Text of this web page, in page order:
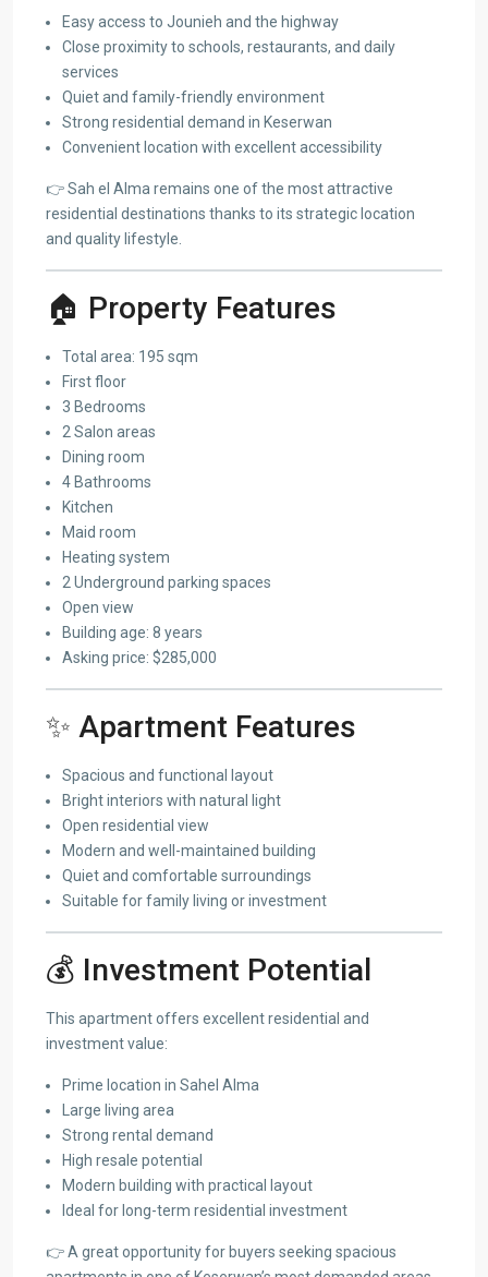
Easy access to Jounieh and the highway
Close proximity to schools, restaurants, and daily
services
Quiet and family-friendly environment
Strong residential demand in Keserwan
Convenient location with excellent accessibility
👉 Sah el Alma remains one of the most attractive
residential destinations thanks to its strategic location
and quality lifestyle.
🏠 Property Features
Total area: 195 sqm
First floor
3 Bedrooms
2 Salon areas
Dining room
4 Bathrooms
Kitchen
Maid room
Heating system
2 Underground parking spaces
Open view
Building age: 8 years
Asking price: $285,000
✨ Apartment Features
Spacious and functional layout
Bright interiors with natural light
Open residential view
Modern and well-maintained building
Quiet and comfortable surroundings
Suitable for family living or investment
💰 Investment Potential
This apartment offers excellent residential and
investment value:
Prime location in Sahel Alma
Large living area
Strong rental demand
High resale potential
Modern building with practical layout
Ideal for long-term residential investment
👉 A great opportunity for buyers seeking spacious